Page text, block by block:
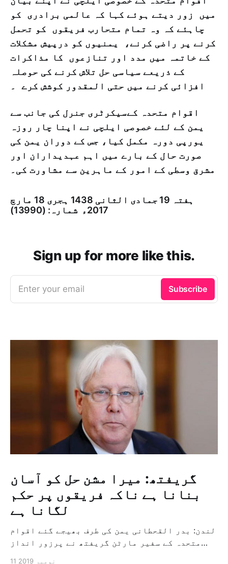
میں زور دیتے ہوئے کہا کہ عالمی برادری کو
چاہئے کہ وہ تمام متحارب فریقوں کو تحمل
کرنے پر راضی کرنے، یمنیوں کو درپیش مشکلات
کے خاتمہ میں مدد اور تنازعوں کا مذاکرات
کے ذریعے سیاسی حل تلاش کرنے کی حوصلہ
افزائی کرنے میں حتی المقدور کوشش کرے ۔
اقوام متحدہ کےسیکرٹری جنرل کی جانب سے
یمن کے لئے خصوصی ایلچی نے اپنا چار روزہ
یورپی دورہ مکمل کیا، جس کے دوران یمن کی
صورت حال کے بارے میں اہم عہدیداران اور
مشرق وسطی کے امور کے ماہرین سے مشاورت کی۔
ہفتہ 19 جمادى الثانی 1438 ہجری­ 18 مارچ
2017ء شمارہ: (13990)
Sign up for more like this.
Enter your email Subscribe
گریفتھ: میرا مشن حل کو آسان
بنانا ہے ناکہ فریقوں پر حکم
لگانا ہے
لندن: بدر القحطانی یمن کی طرف بھیجے گئے اقوام
متحدہ کے سفیر مارٹن گریفتھ نے پرزور انداز
11 نومبر 2019